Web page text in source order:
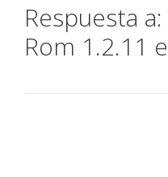
Respuesta
Rom 1.2.11